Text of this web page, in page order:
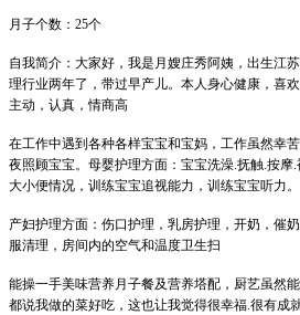
月子个数：25个
自我简介：大家好，我是月嫂庄秀阿姨，出生江
理行业两年了，带过早产儿。本人身心健康，喜
主动，认真，情商高
在工作中遇到各种各样宝宝和宝妈，工作虽然幸
夜照顾宝宝。母婴护理方面：宝宝洗澡.抚触.按摩
大小便情况，训练宝宝追视能力，训练宝宝听力。
产妇护理方面：伤口护理，乳房护理，开奶，催
服清理，房间内的空气和温度卫生扫
能操一手美味营养月子餐及营养塔配，厨艺虽然
都说我做的菜好吃，这也让我觉得很幸福.很有成